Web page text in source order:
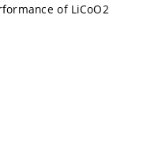
of LiCoO2